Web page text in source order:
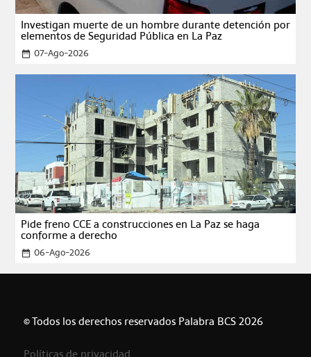
Investigan muerte de un hombre durante detención por
elementos de Seguridad Pública en La Paz
date_range 07-Ago-2026
Pide freno CCE a construcciones en La Paz se haga
conforme a derecho
date_range 06-Ago-2026
© Todos los derechos reservados Palabra BCS 2026